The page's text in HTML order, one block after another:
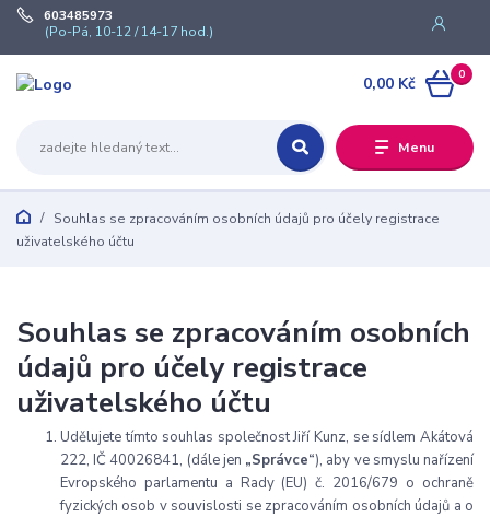
Menu
603485973
(Po-Pá, 10-12 / 14-17 hod.)
0
0,00 Kč
Souhlas se zpracováním osobních údajů pro účely registrace
uživatelského účtu
Souhlas se zpracováním osobních
údajů pro účely registrace
uživatelského účtu
Udělujete tímto souhlas společnost Jiří Kunz, se sídlem Akátová
222, IČ 40026841, (dále jen „Správce“), aby ve smyslu nařízení
Evropského parlamentu a Rady (EU) č. 2016/679 o ochraně
fyzických osob v souvislosti se zpracováním osobních údajů a o